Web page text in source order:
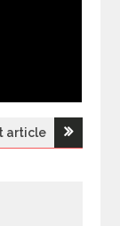
article